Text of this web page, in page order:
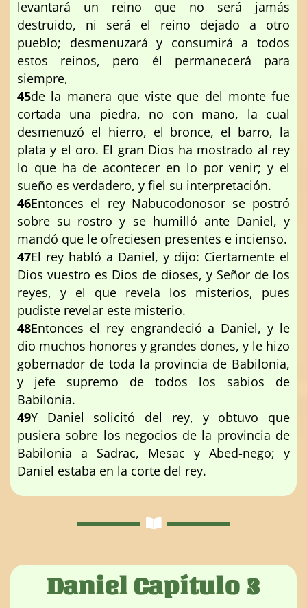
levantará un reino que no será jamás
destruido, ni será el reino dejado a otro
pueblo; desmenuzará y consumirá a todos
estos reinos, pero él permanecerá para
siempre,
45de la manera que viste que del monte fue
cortada una piedra, no con mano, la cual
desmenuzó el hierro, el bronce, el barro, la
plata y el oro. El gran Dios ha mostrado al rey
lo que ha de acontecer en lo por venir; y el
sueño es verdadero, y fiel su interpretación.
46Entonces el rey Nabucodonosor se postró
sobre su rostro y se humilló ante Daniel, y
mandó que le ofreciesen presentes e incienso.
47El rey habló a Daniel, y dijo: Ciertamente el
Dios vuestro es Dios de dioses, y Señor de los
reyes, y el que revela los misterios, pues
pudiste revelar este misterio.
48Entonces el rey engrandeció a Daniel, y le
dio muchos honores y grandes dones, y le hizo
gobernador de toda la provincia de Babilonia,
y jefe supremo de todos los sabios de
Babilonia.
49Y Daniel solicitó del rey, y obtuvo que
pusiera sobre los negocios de la provincia de
Babilonia a Sadrac, Mesac y Abed-nego; y
Daniel estaba en la corte del rey.
Daniel Capítulo 3